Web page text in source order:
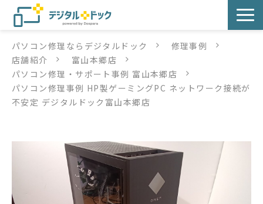
パソコン修理
サービス
デジタルドックブログ
パソコン修理ならデジタルドック
修理事例
店舗紹介
富山本郷店
パソコン修理・サポート事例 富山本郷店
パソコン修理事例 HP製ゲーミングPC ネットワーク接続が
不安定 デジタルドック富山本郷店